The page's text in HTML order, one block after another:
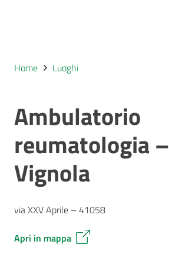
Home Luoghi
Ambulatorio
reumatologia –
Vignola
via XXV Aprile – 41058
Apri in mappa